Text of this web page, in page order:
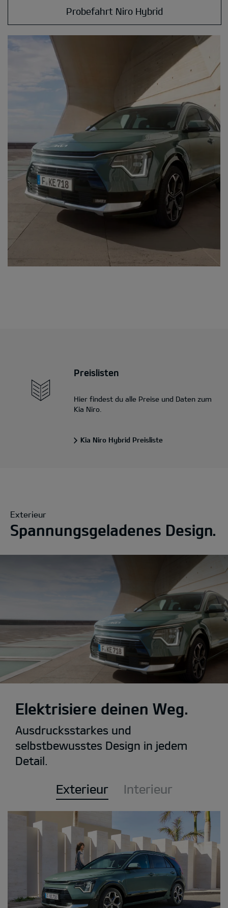
Probefahrt Niro Hybrid
Preislisten
Hier findest du alle Preise und Daten zum
Kia Niro.
Kia Niro Hybrid Preisliste
Exterieur
Spannungsgeladenes Design.
Elektrisiere deinen Weg.
Ausdrucksstarkes und
selbstbewusstes Design in jedem
Detail.
Exterieur Interieur